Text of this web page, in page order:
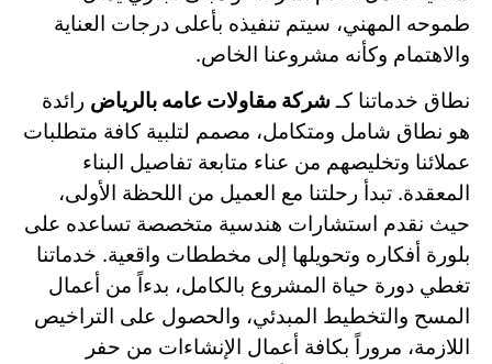
طموحه المهني، سيتم تنفيذه بأعلى درجات العناية
والاهتمام وكأنه مشروعنا الخاص.
نطاق خدماتنا كـشركة مقاولات عامه بالرياض رائدة
هو نطاق شامل ومتكامل، مصمم لتلبية كافة متطلبات
عملائنا وتخليصهم من عناء متابعة تفاصيل البناء
المعقدة. تبدأ رحلتنا مع العميل من اللحظة الأولى،
حيث نقدم استشارات هندسية متخصصة تساعده على
بلورة أفكاره وتحويلها إلى مخططات واقعية. خدماتنا
تغطي دورة حياة المشروع بالكامل، بدءاً من أعمال
المسح والتخطيط المبدئي، والحصول على التراخيص
اللازمة، مروراً بكافة أعمال الإنشاءات من حفر